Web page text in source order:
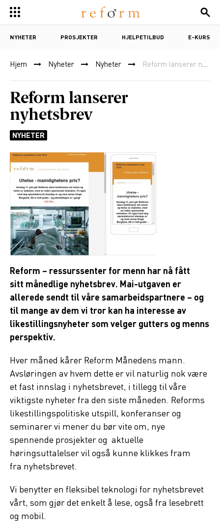
NYHETER PROSJEKTER HJELPETILBUD E-KURS
Hjem Nyheter Nyheter Reform lanserer nyhetsbrev
Reform lanserer
nyhetsbrev
NYHETER
Reform – ressurssenter for menn har nå fått
sitt månedlige nyhetsbrev. Mai-utgaven er
allerede sendt til våre samarbeidspartnere – og
til mange av dem vi tror kan ha interesse av
likestillingsnyheter som velger gutters og menns
perspektiv.
Hver måned kårer Reform Månedens mann.
Avsløringen av hvem dette er vil naturlig nok være
et fast innslag i nyhetsbrevet, i tillegg til våre
viktigste nyheter fra den siste måneden. Reforms
likestillingspolitiske utspill, konferanser og
seminarer vi mener du bør vite om, nye
spennende prosjekter og aktuelle
høringsuttalelser vil også kunne klikkes fram
fra nyhetsbrevet.
Vi benytter en fleksibel teknologi for nyhetsbrevet
vårt, som gjør det enkelt å lese, også fra lesebrett
og mobil.